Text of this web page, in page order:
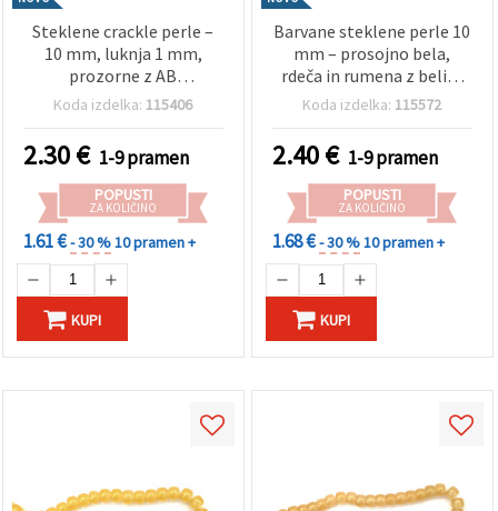
Steklene crackle perle –
10 mm, luknja 1 mm,
prozorne z AB
premazom, bele in modre
niz ~80 kos – za izdelavo
nakita, perlanje in
ustvarjalne hobije
Koda izdelka: 115406
2.30€ 1-9 pramen
POPUSTI
ZA KOLIČINO
1.61 €- 30 %10 pramen +
KUPI
Barvane steklene perle 10
mm – prosojno bela,
rdeča in rumena z belim
poslikom, luknja 1 mm,
idealno za izdelavo
pisanega nakita in
ustvarjalne ročno
izdelane dekoracije
Koda izdelka: 115572
2.40€ 1-9 pramen
POPUSTI
ZA KOLIČINO
1.68 €- 30 %10 pramen +
KUPI